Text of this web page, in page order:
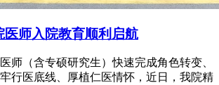
医师入院教育顺利启航
师（含专硕研究生）快速完成角色转变、
行医底线、厚植仁医情怀，近日，我院精